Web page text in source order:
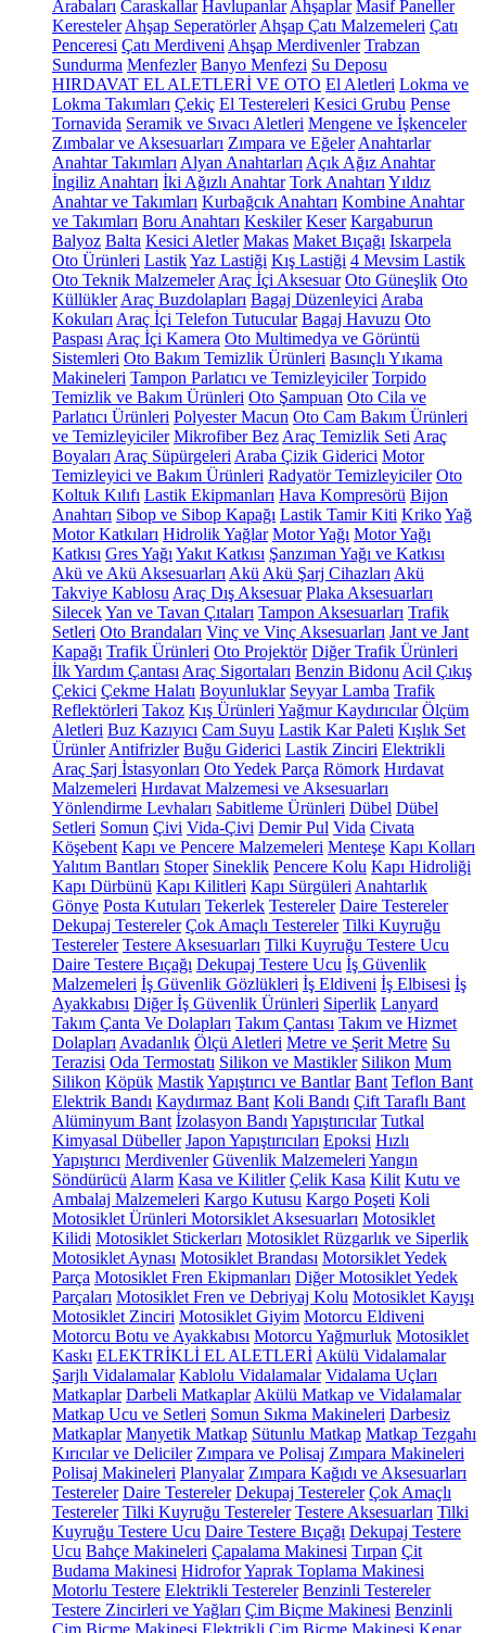
Arabaları Caraskallar Havlupanlar Ahşaplar Masif Paneller
Keresteler Ahşap Seperatörler Ahşap Çatı Malzemeleri Çatı
Penceresi Çatı Merdiveni Ahşap Merdivenler Trabzan
Sundurma Menfezler Banyo Menfezi Su Deposu
HIRDAVAT EL ALETLERİ VE OTO El Aletleri Lokma ve
Lokma Takımları Çekiç El Testereleri Kesici Grubu Pense
Tornavida Seramik ve Sıvacı Aletleri Mengene ve İşkenceler
Zımbalar ve Aksesuarları Zımpara ve Eğeler Anahtarlar
Anahtar Takımları Alyan Anahtarları Açık Ağız Anahtar
İngiliz Anahtarı İki Ağızlı Anahtar Tork Anahtarı Yıldız
Anahtar ve Takımları Kurbağcık Anahtarı Kombine Anahtar
ve Takımları Boru Anahtarı Keskiler Keser Kargaburun
Balyoz Balta Kesici Aletler Makas Maket Bıçağı Iskarpela
Oto Ürünleri LastikYaz Lastiği Kış Lastiği 4 Mevsim Lastik
Oto Teknik Malzemeler Araç İçi Aksesuar Oto Güneşlik Oto
Küllükler Araç Buzdolapları Bagaj Düzenleyici Araba
Kokuları Araç İçi Telefon Tutucular Bagaj Havuzu Oto
Paspası Araç İçi Kamera Oto Multimedya ve Görüntü
Sistemleri Oto Bakım Temizlik Ürünleri Basınçlı Yıkama
Makineleri Tampon Parlatıcı ve Temizleyiciler Torpido
Temizlik ve Bakım Ürünleri Oto Şampuan Oto Cila ve
Parlatıcı Ürünleri Polyester Macun Oto Cam Bakım Ürünleri
ve Temizleyiciler Mikrofiber Bez Araç Temizlik Seti Araç
Boyaları Araç Süpürgeleri Araba Çizik Giderici Motor
Temizleyici ve Bakım Ürünleri Radyatör Temizleyiciler Oto
Koltuk Kılıfı Lastik Ekipmanları Hava Kompresörü Bijon
Anahtarı Sibop ve Sibop Kapağı Lastik Tamir Kiti KrikoYağ
Motor Katkıları Hidrolik Yağlar Motor Yağı Motor Yağı
Katkısı Gres Yağı Yakıt Katkısı Şanzıman Yağı ve Katkısı
Akü ve Akü Aksesuarları Akü Akü Şarj Cihazları Akü
Takviye Kablosu Araç Dış Aksesuar Plaka Aksesuarları
SilecekYan ve Tavan Çıtaları Tampon Aksesuarları Trafik
Setleri Oto Brandaları Vinç ve Vinç Aksesuarları Jant ve Jant
Kapağı Trafik Ürünleri Oto Projektör Diğer Trafik Ürünleri
İlk Yardım Çantası Araç Sigortaları Benzin Bidonu Acil Çıkış
Çekici Çekme Halatı Boyunluklar Seyyar Lamba Trafik
Reflektörleri Takoz Kış Ürünleri Yağmur Kaydırıcılar Ölçüm
Aletleri Buz Kazıyıcı Cam Suyu Lastik Kar Paleti Kışlık Set
Ürünler Antifrizler Buğu Giderici Lastik Zinciri Elektrikli
Araç Şarj İstasyonları Oto Yedek Parça Römork Hırdavat
Malzemeleri Hırdavat Malzemesi ve Aksesuarları
Yönlendirme Levhaları Sabitleme Ürünleri Dübel Dübel
Setleri Somun Çivi Vida-Çivi Demir Pul Vida Civata
Köşebent Kapı ve Pencere Malzemeleri Menteşe Kapı Kolları
Yalıtım Bantları Stoper Sineklik Pencere Kolu Kapı Hidroliği
Kapı Dürbünü Kapı Kilitleri Kapı Sürgüleri Anahtarlık
Gönye Posta Kutuları Tekerlek Testereler Daire Testereler
Dekupaj Testereler Çok Amaçlı Testereler Tilki Kuyruğu
Testereler Testere Aksesuarları Tilki Kuyruğu Testere Ucu
Daire Testere Bıçağı Dekupaj Testere Ucu İş Güvenlik
Malzemeleri İş Güvenlik Gözlükleri İş Eldiveni İş Elbisesi İş
Ayakkabısı Diğer İş Güvenlik Ürünleri Siperlik Lanyard
Takım Çanta Ve Dolapları Takım Çantası Takım ve Hizmet
Dolapları Avadanlık Ölçü Aletleri Metre ve Şerit Metre Su
Terazisi Oda Termostatı Silikon ve Mastikler Silikon Mum
Silikon Köpük MastikYapıştırıcı ve Bantlar Bant Teflon Bant
Elektrik Bandı Kaydırmaz Bant Koli Bandı Çift Taraflı Bant
Alüminyum Bant İzolasyon Bandı Yapıştırıcılar Tutkal
Kimyasal Dübeller Japon Yapıştırıcıları Epoksi Hızlı
Yapıştırıcı Merdivenler Güvenlik Malzemeleri Yangın
Söndürücü Alarm Kasa ve Kilitler Çelik Kasa Kilit Kutu ve
Ambalaj Malzemeleri Kargo Kutusu Kargo Poşeti Koli
Motosiklet Ürünleri Motorsiklet Aksesuarları Motosiklet
Kilidi Motosiklet Stickerları Motosiklet Rüzgarlık ve Siperlik
Motosiklet Aynası Motosiklet Brandası Motorsiklet Yedek
Parça Motosiklet Fren Ekipmanları Diğer Motosiklet Yedek
Parçaları Motosiklet Fren ve Debriyaj Kolu Motosiklet Kayışı
Motosiklet Zinciri Motosiklet Giyim Motorcu Eldiveni
Motorcu Botu ve Ayakkabısı Motorcu Yağmurluk Motosiklet
Kaskı ELEKTRİKLİ EL ALETLERİ Akülü Vidalamalar
Şarjlı Vidalamalar Kablolu Vidalamalar Vidalama Uçları
Matkaplar Darbeli Matkaplar Akülü Matkap ve Vidalamalar
Matkap Ucu ve Setleri Somun Sıkma Makineleri Darbesiz
Matkaplar Manyetik Matkap Sütunlu Matkap Matkap Tezgahı
Kırıcılar ve Deliciler Zımpara ve Polisaj Zımpara Makineleri
Polisaj Makineleri Planyalar Zımpara Kağıdı ve Aksesuarları
Testereler Daire Testereler Dekupaj Testereler Çok Amaçlı
Testereler Tilki Kuyruğu Testereler Testere Aksesuarları Tilki
Kuyruğu Testere Ucu Daire Testere Bıçağı Dekupaj Testere
Ucu Bahçe Makineleri Çapalama Makinesi Tırpan Çit
Budama Makinesi HidroforYaprak Toplama Makinesi
Motorlu Testere Elektrikli Testereler Benzinli Testereler
Testere Zincirleri ve Yağları Çim Biçme Makinesi Benzinli
Çim Biçme Makinesi Elektrikli Çim Biçme Makinesi Kenar